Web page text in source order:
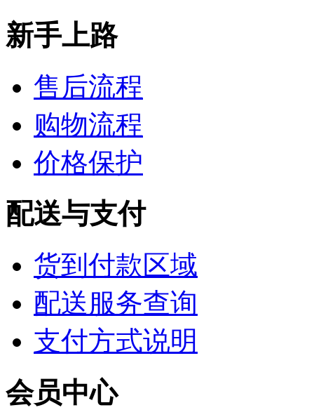
新手上路
售后流程
购物流程
价格保护
配送与支付
货到付款区域
配送服务查询
支付方式说明
会员中心